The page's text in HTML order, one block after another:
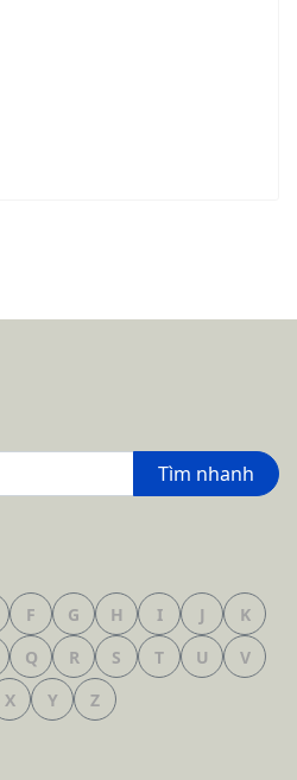
Tìm nhanh
F G H I J
K
Q R S T U
V
X Y Z